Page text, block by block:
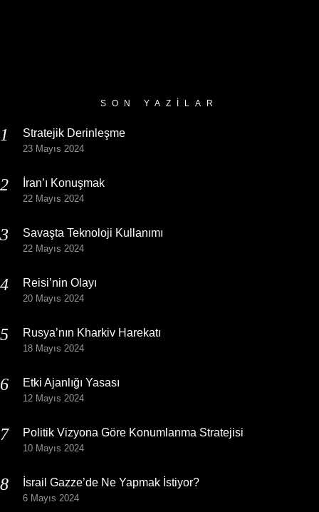
SON YAZILAR
Stratejik Derinleşme
23 Mayıs 2024
İran’ı Konuşmak
22 Mayıs 2024
Savaşta Teknoloji Kullanımı
22 Mayıs 2024
Reisi’nin Olayı
20 Mayıs 2024
Rusya’nın Kharkiv Harekatı
18 Mayıs 2024
Etki Ajanlığı Yasası
12 Mayıs 2024
Politik Vizyona Göre Konumlanma Stratejisi
10 Mayıs 2024
İsrail Gazze’de Ne Yapmak İstiyor?
6 Mayıs 2024